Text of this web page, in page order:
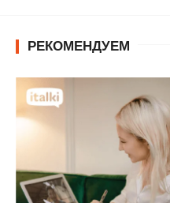
РЕКОМЕНДУЕМ